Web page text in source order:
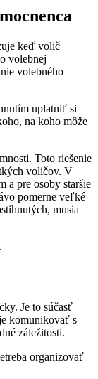
keď volič
volebnej
volebného
uplatniť si
na koho môže
Toto riešenie
voličov. V
a pre osoby staršie
pomerne veľké
musia
Je to súčasť
komunikovať s
záležitosti.
organizovať